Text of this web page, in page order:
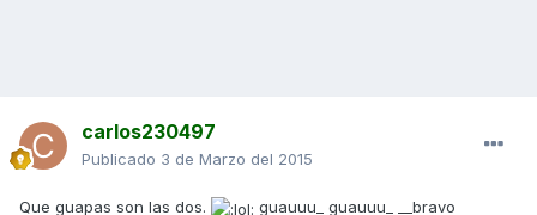
carlos230497
Publicado 3 de Marzo del 2015
Que guapas son las dos. guauuu_ guauuu_ __bravo